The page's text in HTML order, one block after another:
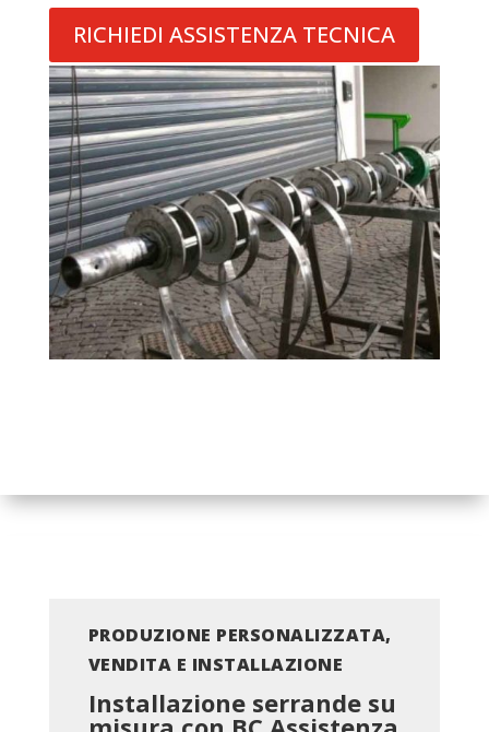
RICHIEDI ASSISTENZA TECNICA
PRODUZIONE PERSONALIZZATA,
VENDITA E INSTALLAZIONE
Installazione serrande su